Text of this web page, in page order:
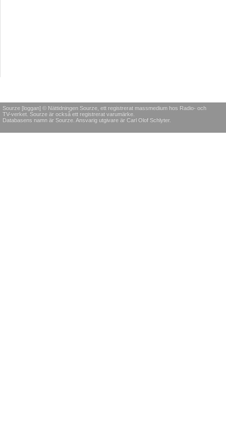
Sourze [loggan] © Nättidningen Sourze, ett registrerat massmedium hos Radio- och
TV-verket. Sourze är också ett registrerat varumärke.
Databasens namn är Sourze. Ansvarig utgivare är Carl Olof Schlyter.